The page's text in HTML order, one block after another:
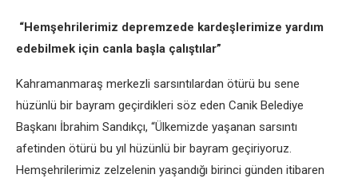
“Hemşehrilerimiz depremzede kardeşlerimize yardım
edebilmek için canla başla çalıştılar”
Kahramanmaraş merkezli sarsıntılardan ötürü bu sene
hüzünlü bir bayram geçirdikleri söz eden Canik Belediye
Başkanı İbrahim Sandıkçı, “Ülkemizde yaşanan sarsıntı
afetinden ötürü bu yıl hüzünlü bir bayram geçiriyoruz.
Hemşehrilerimiz zelzelenin yaşandığı birinci günden itibaren